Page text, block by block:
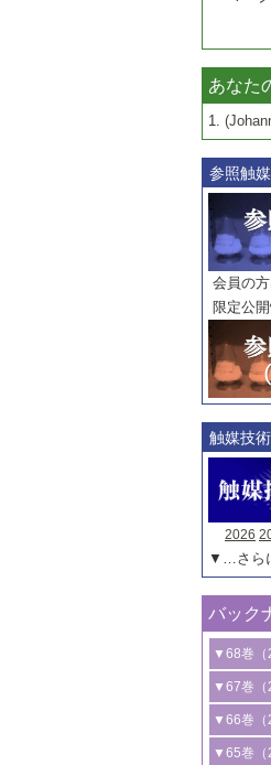
あなた
1.
参照触
会員の
限定公
触媒技
2026
▼…さら
バック
▼68巻（
1号 過酸
2号 コン
触媒開発
▼67巻（
1号 CO
ーンケミ
▼66巻（
1号 低次
▼65巻（